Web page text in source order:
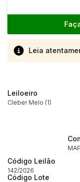
Leia
Leiloeiro
Cleber Melo (1)
Código Leilão
142/2026
Código Lote
Envie sua
(Art. 895, CPC)
Histórico
Habilite-se